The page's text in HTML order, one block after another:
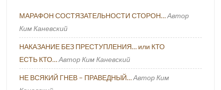
МАРАФОН СОСТЯЗАТЕЛЬНОСТИ СТОРОН… Автор
Ким Каневский
НАКАЗАНИЕ БЕЗ ПРЕСТУПЛЕНИЯ… или КТО
ЕСТЬ КТО… Автор Ким Каневский
НЕ ВСЯКИЙ ГНЕВ – ПРАВЕДНЫЙ… Автор Ким